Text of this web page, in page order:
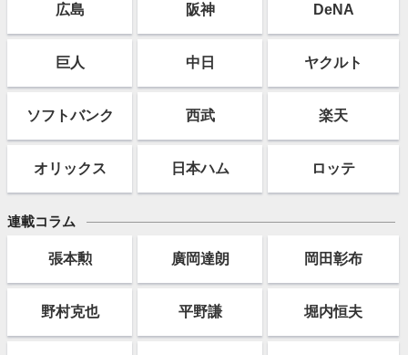
広島 阪神 DeNA
巨人 中日 ヤクルト
ソフトバンク 西武 楽天
オリックス 日本ハム ロッテ
連載コラム
張本勲 廣岡達朗 岡田彰布
野村克也 平野謙 堀内恒夫